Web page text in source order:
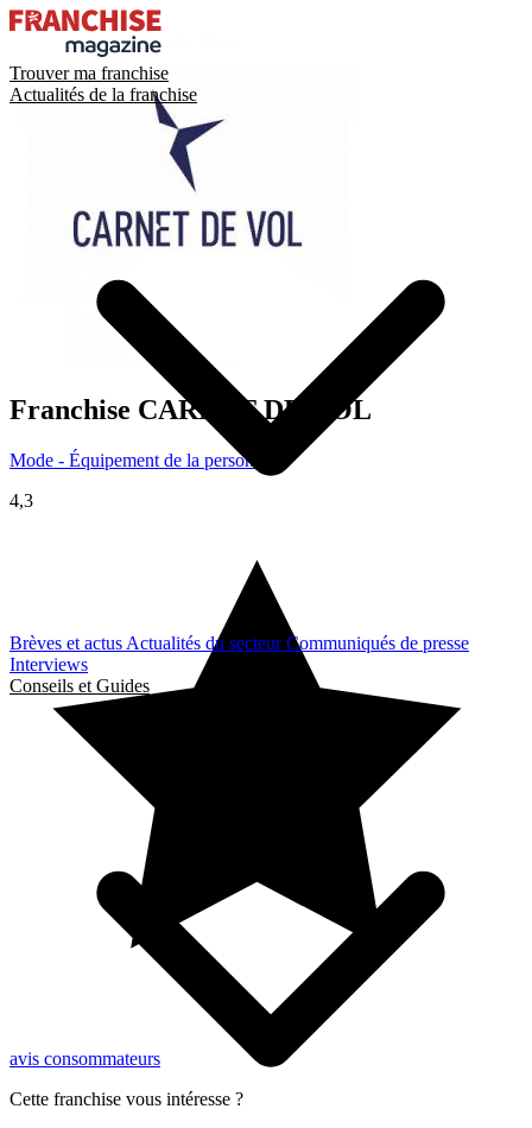
Trouver ma franchise
Actualités de la franchise
Brèves et actus Actualités du secteurCommuniqués de presse
Interviews
Conseils et Guides
Franchise CARNET DE VOL
Mode - Équipement de la personne
4,3
avis consommateurs
Cette franchise vous intéresse ?